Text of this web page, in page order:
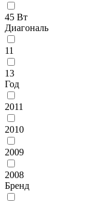
45 Вт
Диагональ
11
13
Год
2011
2010
2009
2008
Бренд